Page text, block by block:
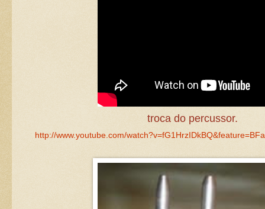
troca do percussor.
http://www.youtube.com/